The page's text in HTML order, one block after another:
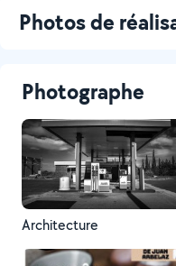
Photos de
Photographe
Architecture